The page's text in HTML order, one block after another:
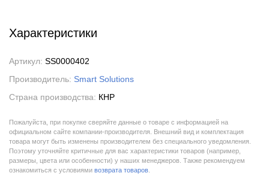
Характеристики
Артикул: SS0000402
Производитель: Smart Solutions
Страна производства: КНР
Пожалуйста, при покупке сверяйте данные о товаре с информацией на
официальном сайте компании-производителя. Внешний вид и комплектация
товара могут быть изменены производителем без специального уведомления.
Поэтому уточняйте критичные для вас характеристики товаров (например,
размеры, цвета или особенности) у наших менеджеров. Также рекомендуем
ознакомиться с условиями возврата товаров